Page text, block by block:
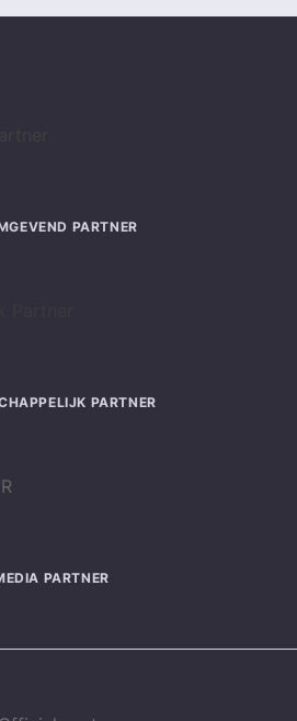
PARTNER
PARTNER
PARTNER